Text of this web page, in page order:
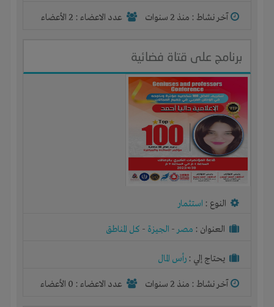
آخر نشاط : منذ 2 سنوات عدد الاعضاء : 2 الأعضاء
برنامج على قتاة فضائية
النوع : استثمار
العنوان : مصر- الجيزة - كل المناطق
يحتاج إلي : رأس المال
آخر نشاط : منذ 2 سنوات عدد الاعضاء : 0 الأعضاء